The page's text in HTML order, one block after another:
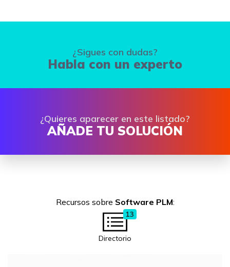
¿Sigues con dudas?
Habla con un experto
¿Quieres aparecer en este listado?
AÑADE TU SOLUCIÓN
Recursos sobre Software PLM:
13
Directorio